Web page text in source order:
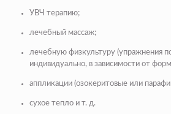
УВЧ терапию;
лечебный массаж;
лечебную физкультуру (упражнения
индивидуально, в зависимости от
аппликации (озокеритовые или
сухое тепло и т. д.